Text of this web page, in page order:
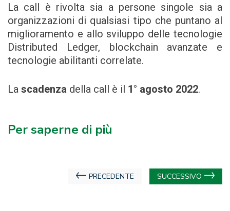
La call è rivolta sia a persone singole sia a
organizzazioni di qualsiasi tipo che puntano al
miglioramento e allo sviluppo delle tecnologie
Distributed Ledger, blockchain avanzate e
tecnologie abilitanti correlate.
La scadenza della call è il 1° agosto 2022.
Per saperne di più
Navigazione
PRECEDENTE SUCCESSIVO